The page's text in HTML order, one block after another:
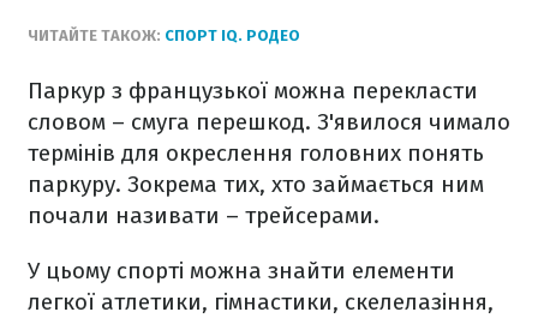
ЧИТАЙТЕ ТАКОЖ: СПОРТ IQ. РОДЕО
Паркур з французької можна перекласти
словом – смуга перешкод. З'явилося чимало
термінів для окреслення головних понять
паркуру. Зокрема тих, хто займається ним
почали називати – трейсерами.
У цьому спорті можна знайти елементи
легкої атлетики, гімнастики, скелелазіння,